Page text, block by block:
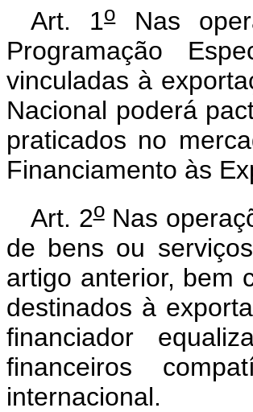
Art. 1oNas
Programação
vinculadas à
Nacional poderá
praticados no
Financiamento às
Art. 2oNas
de bens ou
artigo anterior, bem
destinados à
financiador
financeiros
internacional.